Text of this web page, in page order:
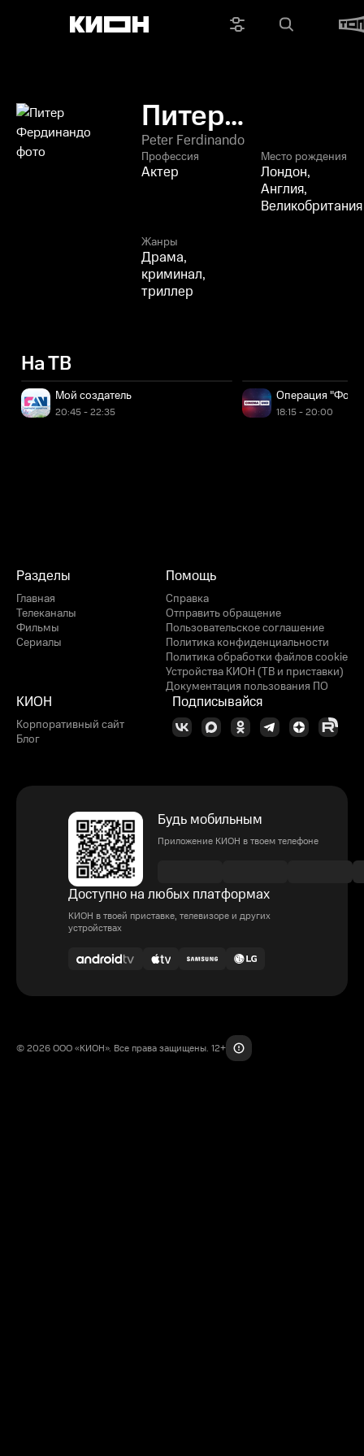
Питер
Фердинандо
Peter Ferdinando
Профессия
Актер
Место рождения
Лондон,
Англия,
Великобритания
Жанры
Драма,
криминал,
триллер
На ТВ
Мой создатель
20:45 - 22:35
Операция
18:15 - 20:00
Разделы
Главная
Телеканалы
Фильмы
Сериалы
Помощь
Справка
Отправить обращение
Пользовательское соглашение
Политика конфиденциальности
Политика обработки файлов cookie
Устройства КИОН (ТВ и приставки)
Документация пользования ПО
КИОН
Корпоративный сайт
Блог
Подписывайся
Будь мобильным
Приложение КИОН в твоем телефоне
Доступно на любых платформах
КИОН в твоей приставке, телевизоре и других
устройствах
© 2026 ООО «КИОН». Все права защищены. 12+